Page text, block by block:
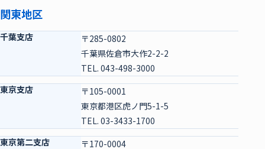
関東地区
千葉支店
〒285-0802
千葉県佐倉市大作2-2-2
TEL. 043-498-3000
東京支店
〒105-0001
東京都港区虎ノ門5-1-5
TEL. 03-3433-1700
東京第二支店
〒170-0004